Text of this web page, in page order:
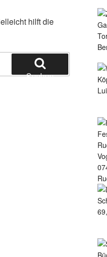
hilft die
Suchen